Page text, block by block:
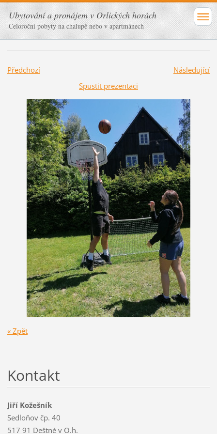
Ubytování a pronájem v Orlických horách
Celoroční pobyty na chalupě nebo v apartmánech
Předchozí
Následující
Spustit prezentaci
« Zpět
Kontakt
Jiří Kožešník
Sedloňov čp. 40
517 91 Deštné v O.h.